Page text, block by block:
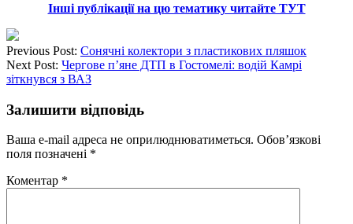
Інші публікації на цю тематику читайте ТУТ
Previous Post: Сонячні колектори з пластикових пляшок
Next Post: Чергове п’яне ДТП в Гостомелі: водій Камрі
зіткнувся з ВАЗ
Залишити відповідь
Ваша e-mail адреса не оприлюднюватиметься. Обов’язкові
поля позначені *
Коментар *